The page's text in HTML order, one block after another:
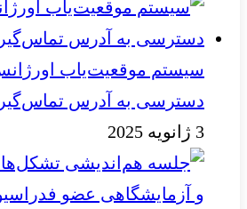
سیستم موقعیت‌یاب
دسترسی به آدرس
3 ژانویه 2025